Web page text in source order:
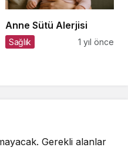
Anne Sütü Alerjisi
Sağlık 1 yıl önce
Gerekli alanlar